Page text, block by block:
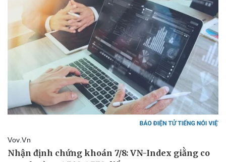
Pháp luật
Tư vấn luật
Quân sự - Quốc phòng
Vũ khí
Việt Nam
Phân tích